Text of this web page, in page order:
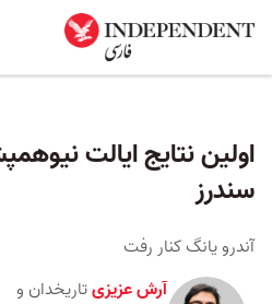
اولین نتایج ایالت
سندرز
آندرو یانگ کنار رفت
آرش عزیزیتاریخدان و